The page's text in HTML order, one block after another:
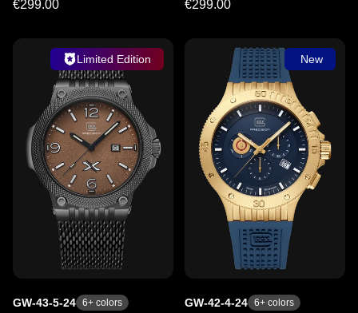
€299.00 €299.00
Limited Edition
GW-43-5-24 6+ colors
New
GW-42-4-24 6+ colors